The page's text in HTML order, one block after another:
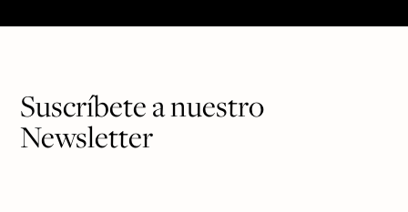
Suscríbete a nuestro
Newsletter